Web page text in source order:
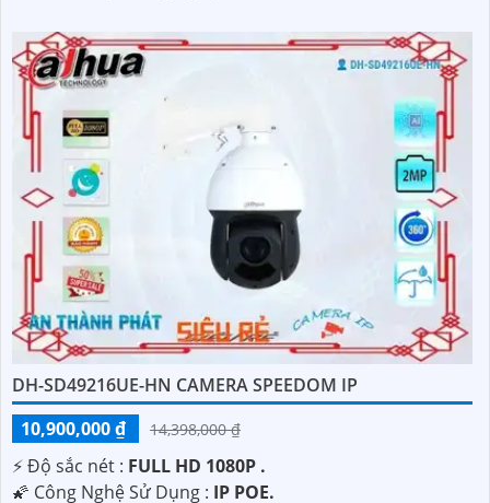
DH-SD49216UE-HN CAMERA SPEEDOM IP
10,900,000 ₫
14,398,000 ₫
️⚡ Độ sắc nét : FULL HD 1080P .
🌠 Công Nghệ Sử Dụng : IP POE.